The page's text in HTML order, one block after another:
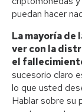
puedan hacer
La mayoría
ver con la
el
sucesorio claro
lo que usted
Hablar sobre su